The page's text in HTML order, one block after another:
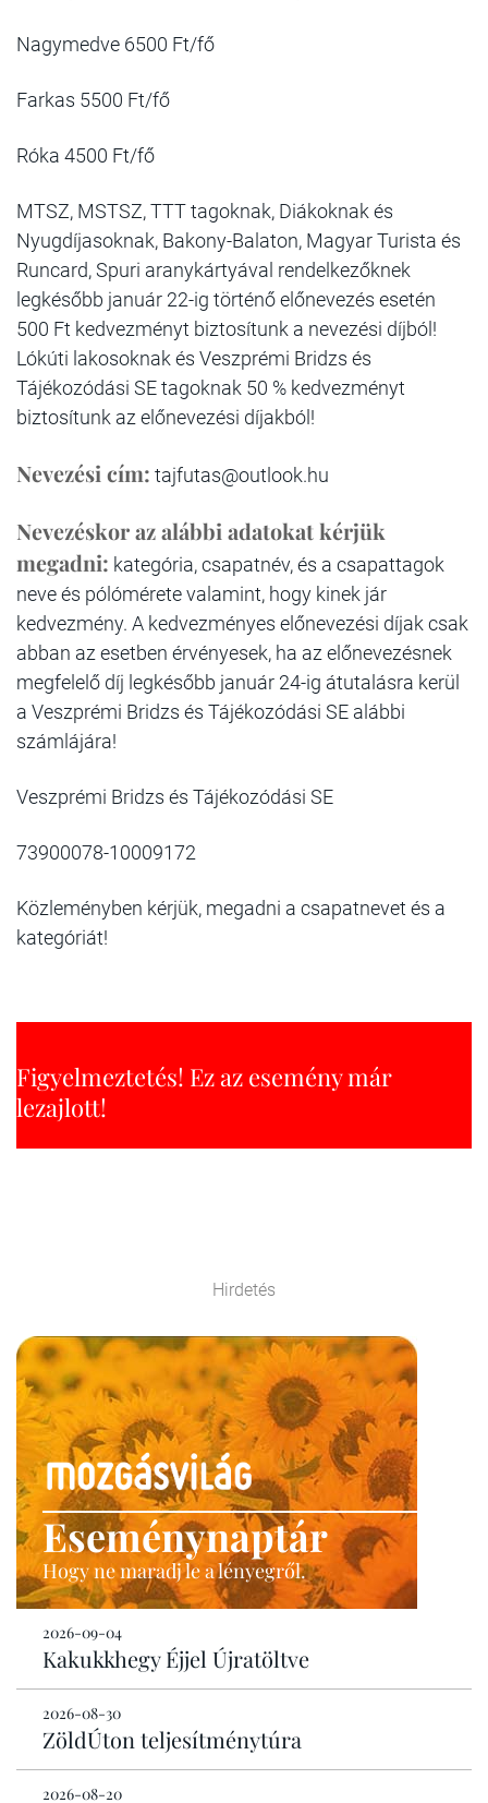
Nagymedve 6500 Ft/fő
Farkas 5500 Ft/fő
Róka 4500 Ft/fő
MTSZ, MSTSZ, TTT tagoknak, Diákoknak és
Nyugdíjasoknak, Bakony-Balaton, Magyar Turista és
Runcard, Spuri aranykártyával rendelkezőknek
legkésőbb január 22-ig történő előnevezés esetén
500 Ft kedvezményt biztosítunk a nevezési díjból!
Lókúti lakosoknak és Veszprémi Bridzs és
Tájékozódási SE tagoknak 50 % kedvezményt
biztosítunk az előnevezési díjakból!
Nevezési cím: tajfutas@outlook.hu
Nevezéskor az alábbi adatokat kérjük
megadni: kategória, csapatnév, és a csapattagok
neve és pólómérete valamint, hogy kinek jár
kedvezmény. A kedvezményes előnevezési díjak csak
abban az esetben érvényesek, ha az előnevezésnek
megfelelő díj legkésőbb január 24-ig átutalásra kerül
a Veszprémi Bridzs és Tájékozódási SE alábbi
számlájára!
Veszprémi Bridzs és Tájékozódási SE
73900078-10009172
Közleményben kérjük, megadni a csapatnevet és a
kategóriát!
Figyelmeztetés! Ez az esemény már
lezajlott!
Hirdetés
Eseménynaptár
Hogy ne maradj le a lényegről.
2026-09-04
Kakukkhegy Éjjel Újratöltve
2026-08-30
ZöldÚton teljesítménytúra
2026-08-20